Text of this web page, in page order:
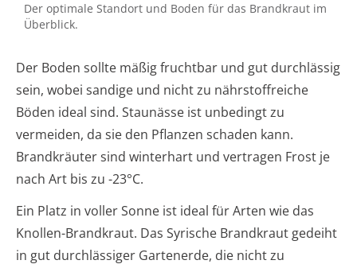
Der optimale Standort und Boden für das Brandkraut im
Überblick.
Der Boden sollte mäßig fruchtbar und gut durchlässig
sein, wobei sandige und nicht zu nährstoffreiche
Böden ideal sind. Staunässe ist unbedingt zu
vermeiden, da sie den Pflanzen schaden kann.
Brandkräuter sind winterhart und vertragen Frost je
nach Art bis zu -23°C.
Ein Platz in voller Sonne ist ideal für Arten wie das
Knollen-Brandkraut. Das Syrische Brandkraut gedeiht
in gut durchlässiger Gartenerde, die nicht zu